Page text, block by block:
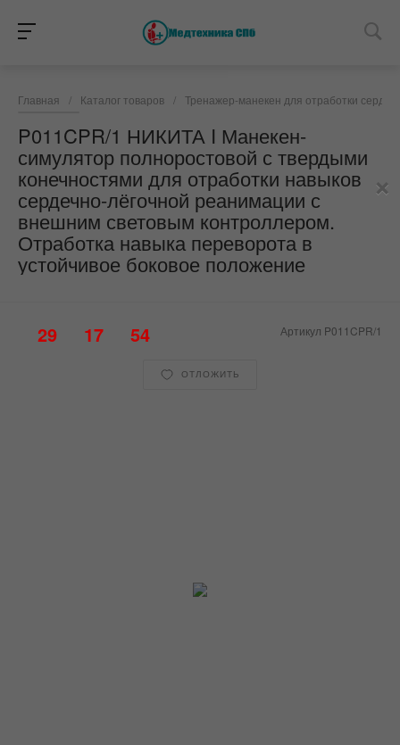
Главная / Каталог товаров / Тренажер-манекен для отработки
P011CPR/1 НИКИТА I Манекен-
симулятор полноростовой с твердыми
конечностями для отработки навыков
сердечно-лёгочной реанимации с
внешним световым контроллером.
Отработка навыка переворота в
устойчивое боковое положение
Артикул P011CPR/1
ОТЛОЖИТЬ
×
29 17 54